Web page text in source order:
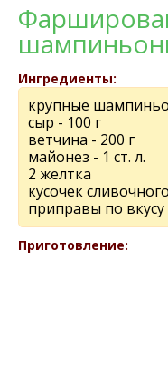
Ингредиенты:
крупные
сыр - 100 г
ветчина - 200 г
майонез - 1 ст. л.
2 желтка
кусочек
приправы по вкусу
Приготовление: